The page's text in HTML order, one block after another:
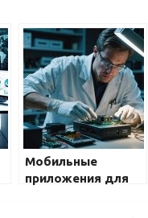
Мобильные
приложения для